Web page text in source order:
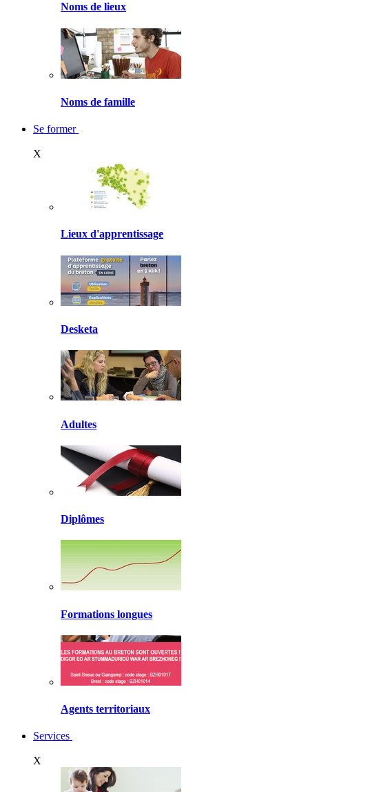
Noms de lieux
Noms de famille
Se former
X
Lieux d'apprentissage
Desketa
Adultes
Diplômes
Formations longues
Agents territoriaux
Services
X